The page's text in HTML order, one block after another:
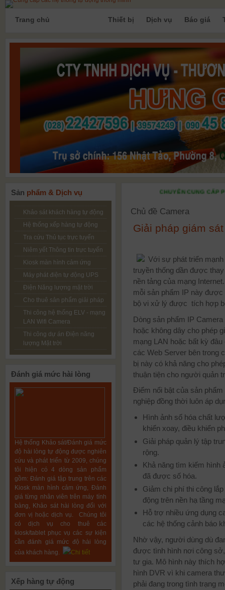
Trang chủ Thiết bị Dịch vụ Báo giá
CHUYÊN CUNG CẤP
Chủ đề Camera
Giải pháp giám
Với sự phát triển
truyền thống dần được
nền tảng của mạng
mỗi sản phẩm IP này
bộ vi xử lý được tích hợp
Dòng sản phẩm IP
hoặc không dây cho phép
mạng LAN hoặc bất kỳ
các Web Server bên trong
bị này có khả năng cho
thuận tiện cho người quản
Điểm nổi bật của sản
nghiệp đồng thời luôn áp
Hình ảnh số hóa chất
khiển xoay, điều khiển
Giải pháp quản lý tập
rộng.
Khả năng tìm kiếm hình
đã được số hóa.
Giảm chi phí thi công
động trên nền hạ tầng
Hỗ trợ nhiều ứng dụng
các hệ thống cảnh báo
Nhờ vậy, người dùng dù
được tình hình nơi công
tư gia. Mô hình này thích
hình DVR vì khi camera
phải đang trong tình trạng
Sản phẩm & Dịch vụ
Khảo sát khách hàng tự động
Hệ thống xếp hàng tự động
Tra cứu Thủ tục trực tuyến
Niêm yết Thông tin trực tuyến
Kiosk màn hình cảm ứng
Máy phát điện tự động UPS
Điện Năng lượng mặt trời
Cho thuê sản phẩm giải pháp
Thi công hệ thống ELV - mạng
LAN Wifi Camera
Thi công dự án Điện năng
lượng Mặt trời
Đánh giá mức hài lòng
Hệ thống Khảo sát/Đánh giá mức
độ hài lòng tự động được nghiên
cứu và phát triển từ 2009, chúng
tôi hiện có 4 dòng sản phẩm
gồm: Đánh giá tập trung trên các
Kiosk màn hình cảm ứng, Đánh
giá từng nhân viên trên máy tính
bảng, Khảo sát hài lòng đối với
đơn vị hoặc dịch vụ. Chúng tôi
có dịch vụ cho thuê các
kiosk/tablet phục vụ các sự kiện
cần đánh giá mức độ hài lòng
của khách hàng.
Chi tiết
Xếp hàng tự động